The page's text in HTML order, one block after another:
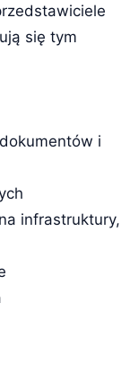
się tym
i
infrastruktury,